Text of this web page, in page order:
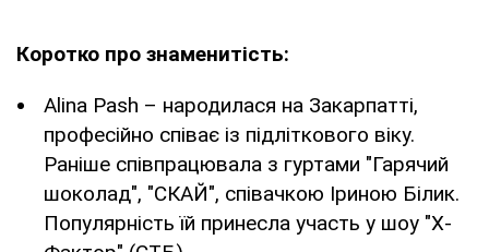
Коротко про знаменитість:
Alina Pash – народилася на Закарпатті,
професійно співає із підліткового віку.
Раніше співпрацювала з гуртами "Гарячий
шоколад", "СКАЙ", співачкою Іриною Білик.
Популярність їй принесла участь у шоу "Х-